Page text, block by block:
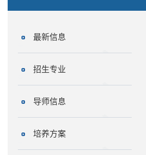
最新信息
招生专业
导师信息
培养方案